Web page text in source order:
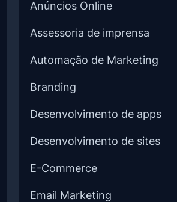
Anúncios Online
Assessoria de imprensa
Automação de Marketing
Branding
Desenvolvimento de apps
Desenvolvimento de sites
E-Commerce
Email Marketing